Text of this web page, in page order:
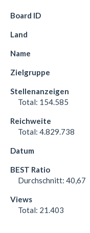
Total: 154.585
Total: 4.829.738
Durchschnitt: 40,67
Total: 21.403